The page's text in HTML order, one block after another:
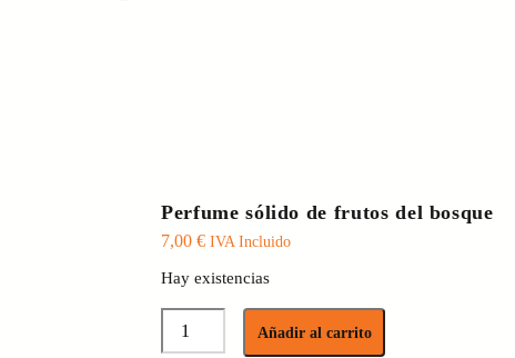
Perfume sólido de frutos del bosque
7,00 € IVA Incluido
Hay existencias
Añadir al carrito